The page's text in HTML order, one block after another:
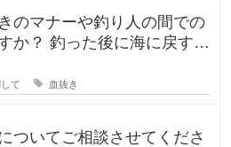
のマナーや釣り人の間での
海に戻す
て 血抜き
ついてご相談させてくださ